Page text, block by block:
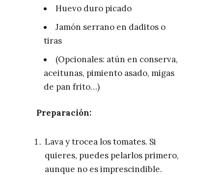
Huevo duro picado
Jamón serrano en daditos o
tiras
(Opcionales: atún en conserva,
aceitunas, pimiento asado, migas
de pan frito…)
Preparación:
Lava y trocea los tomates. Si
quieres, puedes pelarlos primero,
aunque no es imprescindible.